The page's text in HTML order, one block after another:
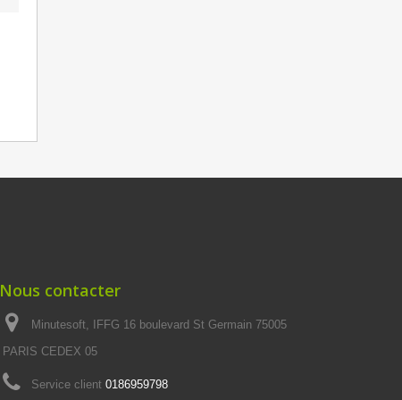
Nous contacter
Minutesoft, IFFG 16 boulevard St Germain 75005
PARIS CEDEX 05
Service client 0186959798